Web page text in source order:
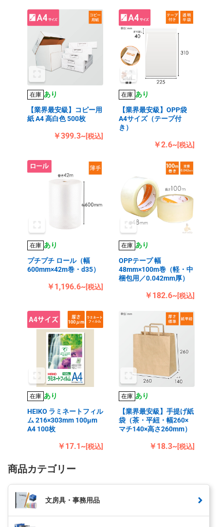
在庫 あり
【業界最安級】コピー用
紙 A4 高白色 500枚
￥399.3~[税込]
在庫 あり
【業界最安級】OPP袋
A4サイズ（テープ付
き）
￥2.6~[税込]
在庫 あり
プチプチ ロール（幅
600mm×42m巻・d35）
￥1,196.6~[税込]
在庫 あり
OPPテープ 幅
48mm×100m巻（軽・中
梱包用／0.042mm厚）
￥182.6~[税込]
在庫 あり
HEIKO ラミネートフィル
ム 216×303mm 100μm
A4 100枚
￥17.1~[税込]
在庫 あり
【業界最安級】手提げ紙
袋（茶・平紐・幅260×
マチ140×高さ260mm）
￥18.3~[税込]
商品カテゴリー
文房具・事務用品